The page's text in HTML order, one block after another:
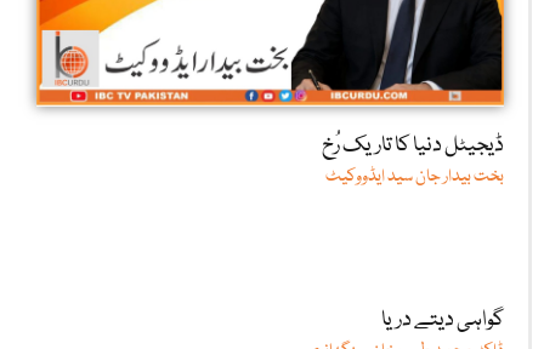
ڈیجیٹل دنیا کا تاریک رُخ
بخت بیدار جان سید ایڈووکیٹ
گواہی دیتے دریا